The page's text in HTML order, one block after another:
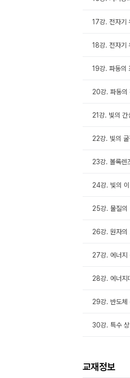
17강. 전자기
18강. 전자기
19강. 파동의
20강. 파동
21강. 빛의
22강. 빛의
23강. 볼록렌
24강. 빛의
25강. 물질의
26강. 원자의
27강. 에너
28강. 에너지
29강. 반도체
30강. 특수
교재정보